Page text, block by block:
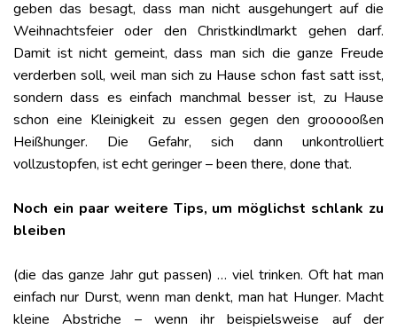
geben das besagt, dass man nicht ausgehungert auf die
Weihnachtsfeier oder den Christkindlmarkt gehen darf.
Damit ist nicht gemeint, dass man sich die ganze Freude
verderben soll, weil man sich zu Hause schon fast satt isst,
sondern dass es einfach manchmal besser ist, zu Hause
schon eine Kleinigkeit zu essen gegen den groooooßen
Heißhunger. Die Gefahr, sich dann unkontrolliert
vollzustopfen, ist echt geringer – been there, done that.
Noch ein paar weitere Tips, um möglichst schlank zu
bleiben
(die das ganze Jahr gut passen) … viel trinken. Oft hat man
einfach nur Durst, wenn man denkt, man hat Hunger. Macht
kleine Abstriche – wenn ihr beispielsweise auf der